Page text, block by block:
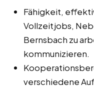
Fähigkeit,
Vollzeitjobs,
Bernsbach zu
kommunizieren.
verschiedene